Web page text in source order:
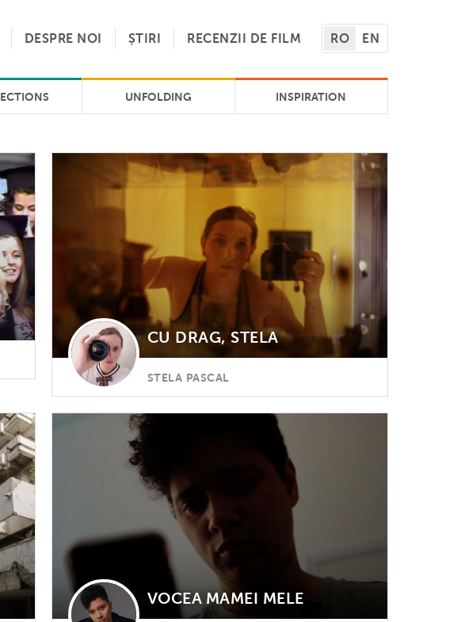
DESPRE NOI ȘTIRI RECENZII DE FILM RO EN
UNFOLDING INSPIRATION
CU DRAG, STELA
STELA PASCAL
VOCEA MAMEI MELE